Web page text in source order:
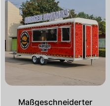
Maßgeschneiderter